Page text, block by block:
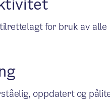
for bruk av alle
oppdatert og